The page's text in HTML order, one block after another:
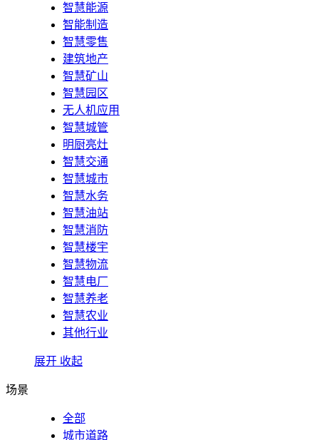
智慧能源
智能制造
智慧零售
建筑地产
智慧矿山
智慧园区
无人机应用
智慧城管
明厨亮灶
智慧交通
智慧城市
智慧水务
智慧油站
智慧消防
智慧楼宇
智慧物流
智慧电厂
智慧养老
智慧农业
其他行业
展开 收起
场景
全部
城市道路